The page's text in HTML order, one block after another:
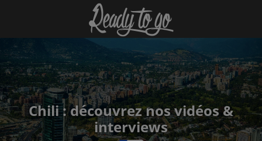
Chili : découvrez nos vidéos &
interviews